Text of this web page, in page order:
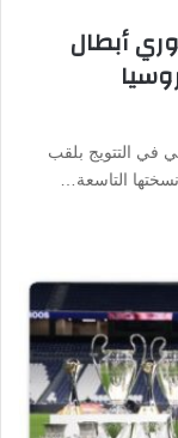
أبطال
في التتويج بلقب